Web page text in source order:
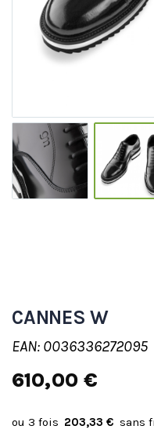
CANNES W
EAN: 0036336272095
610,00 €
203,33 €